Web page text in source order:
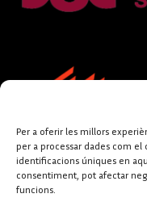
Per a oferir les millors
per a processar dades com
identificacions úniques en
consentiment, pot afectar
funcions.